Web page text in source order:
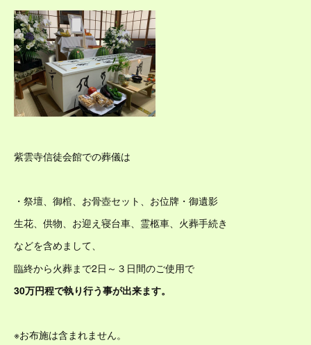
紫雲寺信徒会館での葬儀は
・祭壇、御棺、お骨壺セット、お位牌・御遺影
生花、供物、お迎え寝台車、霊柩車、火葬手続き
などを含めまして、
臨終から火葬まで2日～３日間のご使用で
30万円程で執り行う事が出来ます。
※お布施は含まれません。